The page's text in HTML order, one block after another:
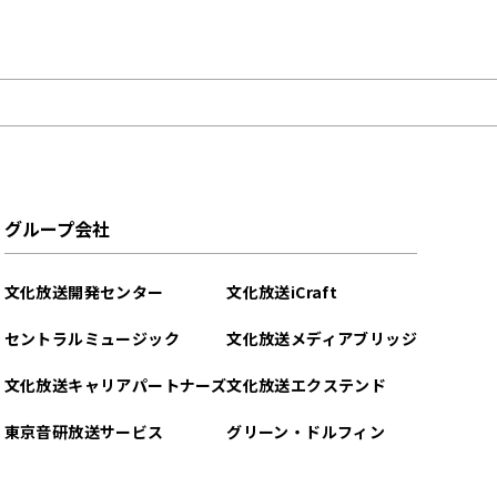
グループ会社
文化放送開発センター
セントラルミュージック
文化放送キャリアパートナーズ
東京音研放送サービス
文化放送iCraft
文化放送メディアブリッジ
文化放送エクステンド
グリーン・ドルフィン